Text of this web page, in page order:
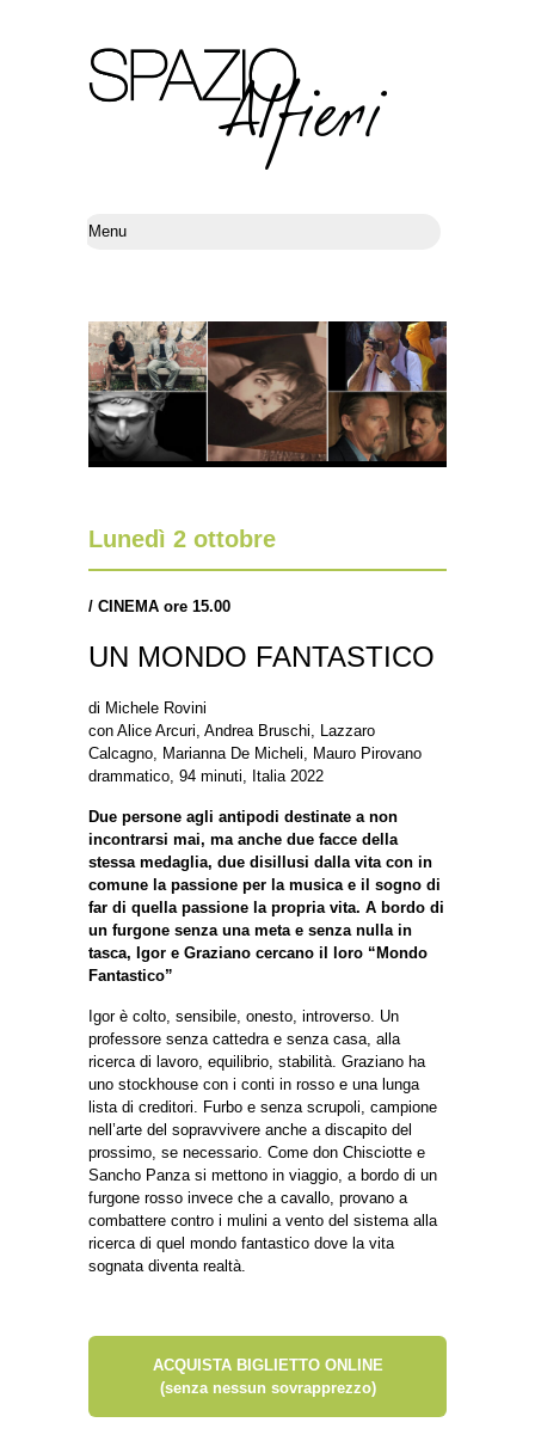
Lunedì 2 ottobre
/ CINEMA ore 15.00
UN MONDO FANTASTICO
di Michele Rovini
con Alice Arcuri, Andrea Bruschi, Lazzaro
Calcagno, Marianna De Micheli, Mauro Pirovano
drammatico, 94 minuti, Italia 2022
Due persone agli antipodi destinate a non
incontrarsi mai, ma anche due facce della
stessa medaglia, due disillusi dalla vita con in
comune la passione per la musica e il sogno di
far di quella passione la propria vita. A bordo di
un furgone senza una meta e senza nulla in
tasca, Igor e Graziano cercano il loro “Mondo
Fantastico”
Igor è colto, sensibile, onesto, introverso. Un
professore senza cattedra e senza casa, alla
ricerca di lavoro, equilibrio, stabilità. Graziano ha
uno stockhouse con i conti in rosso e una lunga
lista di creditori. Furbo e senza scrupoli, campione
nell’arte del sopravvivere anche a discapito del
prossimo, se necessario. Come don Chisciotte e
Sancho Panza si mettono in viaggio, a bordo di un
furgone rosso invece che a cavallo, provano a
combattere contro i mulini a vento del sistema alla
ricerca di quel mondo fantastico dove la vita
sognata diventa realtà.
ACQUISTA BIGLIETTO ONLINE
(senza nessun sovrapprezzo)